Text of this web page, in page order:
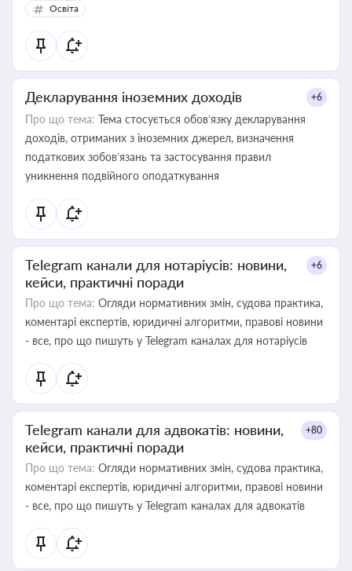
Освіта
Декларування іноземних доходів +6
Про що тема: Тема стосується обов’язку декларування
доходів, отриманих з іноземних джерел, визначення
податкових зобов’язань та застосування правил
уникнення подвійного оподаткування
Telegram канали для нотаріусів: новини,
кейси, практичні поради
+6
Про що тема: Огляди нормативних змін, судова практика,
коментарі експертів, юридичні алгоритми, правові новини
- все, про що пишуть у Telegram каналах для нотаріусів
Telegram канали для адвокатів: новини,
кейси, практичні поради
+80
Про що тема: Огляди нормативних змін, судова практика,
коментарі експертів, юридичні алгоритми, правові новини
- все, про що пишуть у Telegram каналах для адвокатів